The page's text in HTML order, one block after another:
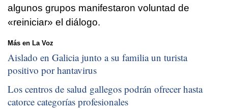
algunos grupos manifestaron voluntad de
«reiniciar» el diálogo.
Más en La Voz
Aislado en Galicia junto a su familia un turista
positivo por hantavirus
Los centros de salud gallegos podrán ofrecer hasta
catorce categorías profesionales